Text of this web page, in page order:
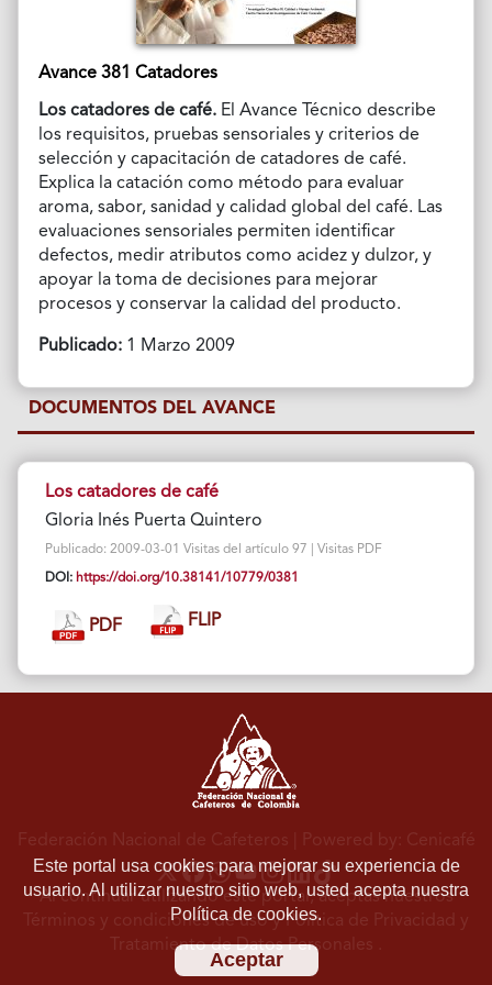
Avance 381 Catadores
Los catadores de café.El Avance Técnico describe
los requisitos, pruebas sensoriales y criterios de
selección y capacitación de catadores de café.
Explica la catación como método para evaluar
aroma, sabor, sanidad y calidad global del café. Las
evaluaciones sensoriales permiten identificar
defectos, medir atributos como acidez y dulzor, y
apoyar la toma de decisiones para mejorar
procesos y conservar la calidad del producto.
Publicado:1 Marzo 2009
DOCUMENTOS DEL AVANCE
Los catadores de café
Gloria Inés Puerta Quintero
Publicado: 2009-03-01 Visitas del artículo 97 | Visitas PDF
DOI: https://doi.org/10.38141/10779/0381
PDF FLIP
Este portal usa cookies para mejorar su experiencia de
usuario. Al utilizar nuestro sitio web, usted acepta nuestra
Política de cookies.
Aceptar
Federación Nacional de Cafeteros | Powered by: Cenicafé
Al continuar utilizando este portal, aceptas nuestros
Términos y condiciones de usoyPolítica de Privacidad y
Tratamiento de Datos Personales